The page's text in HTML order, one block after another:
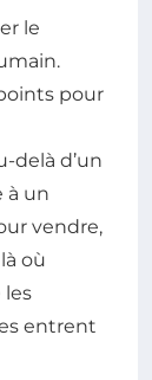
le
pour
delà d’un
à un
vendre,
où
les
entrent